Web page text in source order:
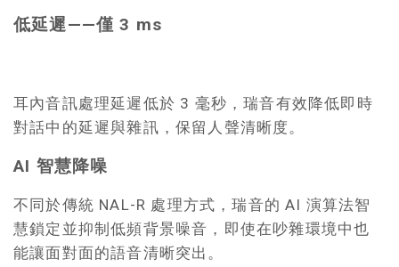
低延遲——僅 3 ms
耳內音訊處理延遲低於 3 毫秒，瑞音有效降低即時
對話中的延遲與雜訊，保留人聲清晰度。
AI 智慧降噪
不同於傳統 NAL-R 處理方式，瑞音的 AI 演算法智
慧鎖定並抑制低頻背景噪音，即使在吵雜環境中也
能讓面對面的語音清晰突出。